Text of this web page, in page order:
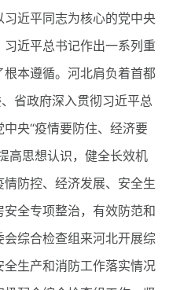
近平同志为核心的党中央
近平总书记作出一系列重
本遵循。河北肩负着首都
省政府深入贯彻习近平总
央“疫情要防住、经济要
高思想认识，健全长效机
防控、经济发展、安全生
全专项整治，有效防范和
综合检查组来河北开展综
生产和消防工作落实情况